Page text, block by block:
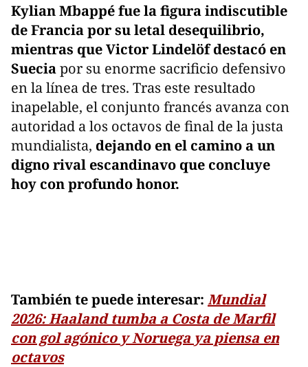
Kylian Mbappé fue la figura indiscutible
de Francia por su letal desequilibrio,
mientras que Victor Lindelöf destacó en
Sueciapor su enorme sacrificio defensivo
en la línea de tres. Tras este resultado
inapelable, el conjunto francés avanza con
autoridad a los octavos de final de la justa
mundialista, dejando en el camino a un
digno rival escandinavo que concluye
hoy con profundo honor.
También te puede interesar: Mundial
2026: Haaland tumba a Costa de Marfil
con gol agónico y Noruega ya piensa en
octavos